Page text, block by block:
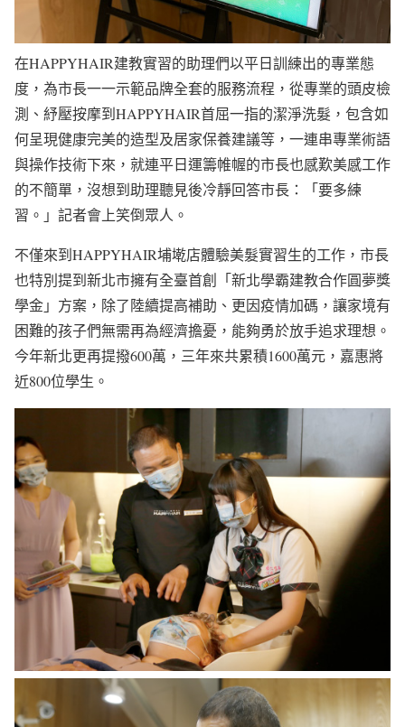
在HAPPYHAIR建教實習的助理們以平日訓練出的專業態
度，為市長一一示範品牌全套的服務流程，從專業的頭皮檢
測、紓壓按摩到HAPPYHAIR首屈一指的潔淨洗髮，包含如
何呈現健康完美的造型及居家保養建議等，一連串專業術語
與操作技術下來，就連平日運籌帷幄的市長也感歎美感工作
的不簡單，沒想到助理聽見後冷靜回答市長：「要多練
習。」記者會上笑倒眾人。
不僅來到HAPPYHAIR埔墘店體驗美髮實習生的工作，市長
也特別提到新北市擁有全臺首創「新北學霸建教合作圓夢獎
學金」方案，除了陸續提高補助、更因疫情加碼，讓家境有
困難的孩子們無需再為經濟擔憂，能夠勇於放手追求理想。
今年新北更再提撥600萬，三年來共累積1600萬元，嘉惠將
近800位學生。